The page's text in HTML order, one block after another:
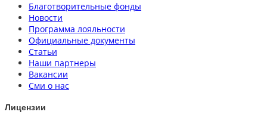
Благотворительные фонды
Новости
Программа лояльности
Официальные документы
Статьи
Наши партнеры
Вакансии
Сми о нас
Лицензии